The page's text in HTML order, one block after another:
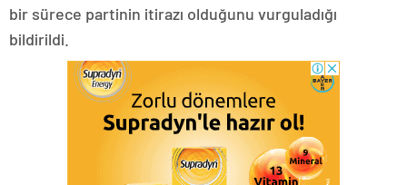
bir sürece partinin itirazı olduğunu vurguladığı
bildirildi.